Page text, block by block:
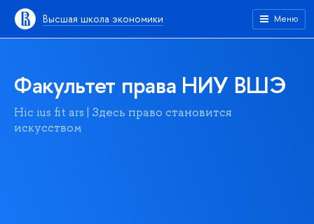
Высшая школа экономики Меню
Факультет права НИУ ВШЭ
Hic ius fit ars | Здесь право становится
искусством